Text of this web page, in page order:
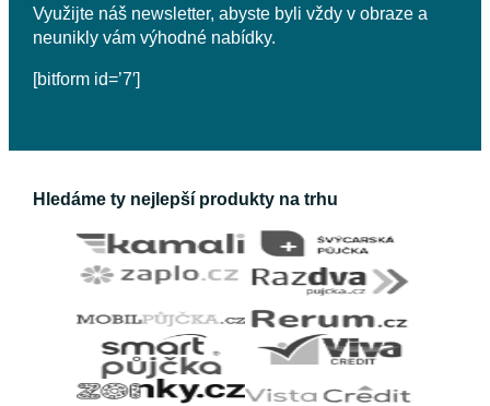
Využijte náš newsletter, abyste byli vždy v obraze a
neunikly vám výhodné nabídky.
[bitform id=’7′]
Hledáme ty nejlepší produkty na trhu